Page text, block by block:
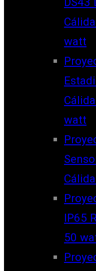
watt
watt
IP65
50